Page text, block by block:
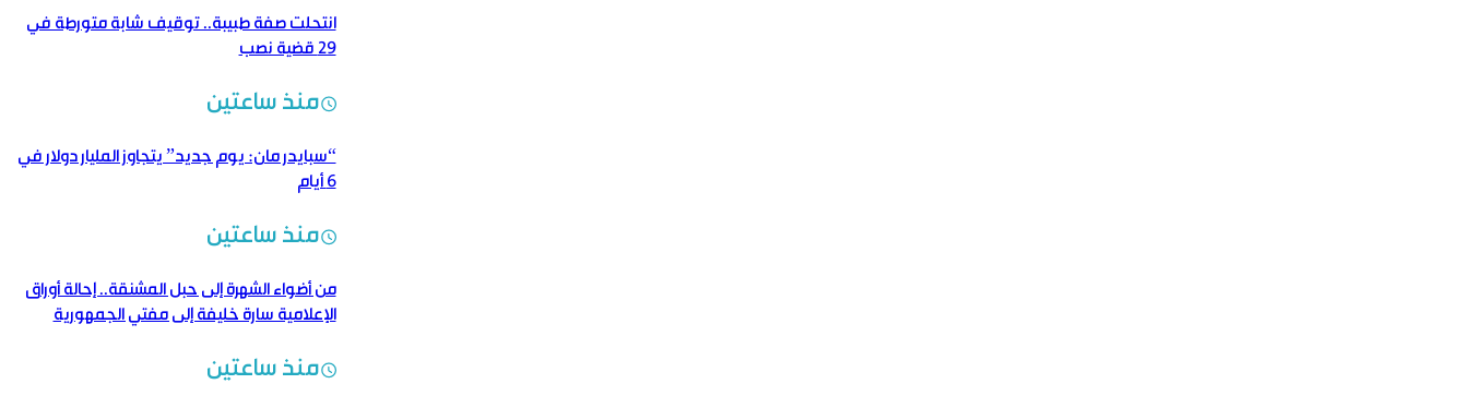
انتحلت صفة طبيبة.. توقيف شابة متورطة في
29 قضية نصب
منذ ساعتين
“سبايدر مان: يوم جديد” يتجاوز المليار دولار في
6 أيام
منذ ساعتين
من أضواء الشهرة إلى حبل المشنقة.. إحالة أوراق
الإعلامية سارة خليفة إلى مفتي الجمهورية
منذ ساعتين